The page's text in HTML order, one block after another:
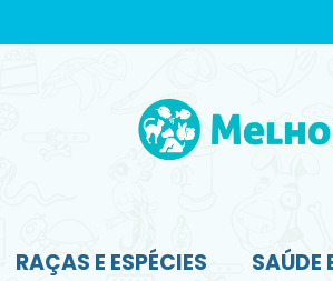
RAÇAS E ESPÉCIES SAÚDE